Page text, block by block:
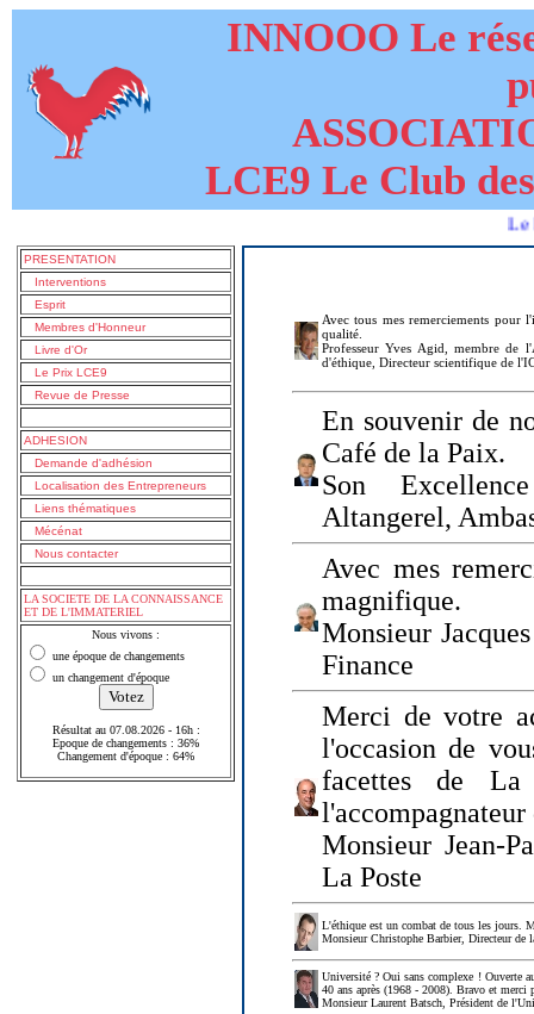
INNOOO Le
LCE9 Le Club
Le livre de
PRESENTATION
Interventions
Esprit
Membres d'Honneur
Livre d'Or
Le Prix LCE9
Revue de Presse
ADHESION
Demande d'adhésion
Localisation des Entrepreneurs
Liens thématiques
Mécénat
Nous contacter
LA SOCIETE DE LA CONNAISSANCE
ET DE L'IMMATERIEL
Nous vivons :
une époque de changements
un changement d'époque
Résultat au 07.08.2026 - 16h :
Epoque de changements : 36%
Changement d'époque : 64%
Avec tous mes remerciements pour
qualité.
Professeur Yves Agid, membre de
d'éthique, Directeur scientifique de
En souvenir de
Café de la Paix.
Son
Altangerel,
Avec mes
magnifique.
Monsieur
Finance
Merci de votre
l'occasion de
facettes de
Monsieur Jean-
La Poste
L'éthique est un combat de tous les jours.
Monsieur Christophe Barbier, Directeur de
Université ? Oui sans complexe ! Ouverte
40 ans après (1968 - 2008). Bravo et merci
Monsieur Laurent Batsch, Président de